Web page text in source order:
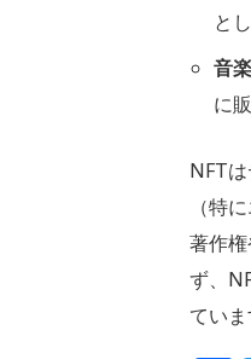
と
音
に
NFT
（特
著作
ず、
ていま